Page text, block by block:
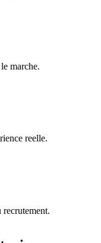
marche.
reelle.
recrutement.